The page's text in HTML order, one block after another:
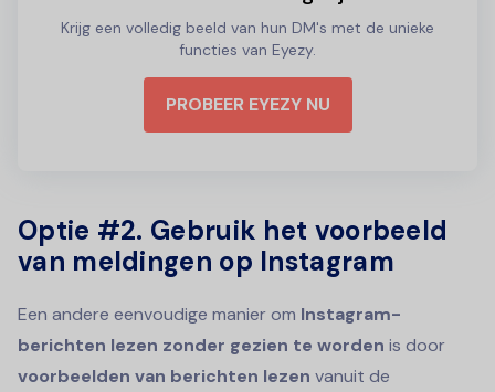
Krijg een volledig beeld van hun DM's met de unieke
functies van Eyezy.
PROBEER EYEZY NU
Optie #2. Gebruik het voorbeeld
van meldingen op Instagram
Een andere eenvoudige manier om Instagram-
berichten lezen zonder gezien te worden is door
voorbeelden van berichten lezen vanuit de